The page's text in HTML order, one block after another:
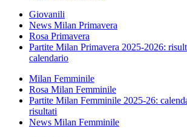
Giovanili
News Milan Primavera
Rosa Primavera
Partite Milan Primavera 2025-2026:
calendario
Milan Femminile
Rosa Milan Femminile
Partite Milan Femminile 2025-26:
risultati
News Milan Femminile